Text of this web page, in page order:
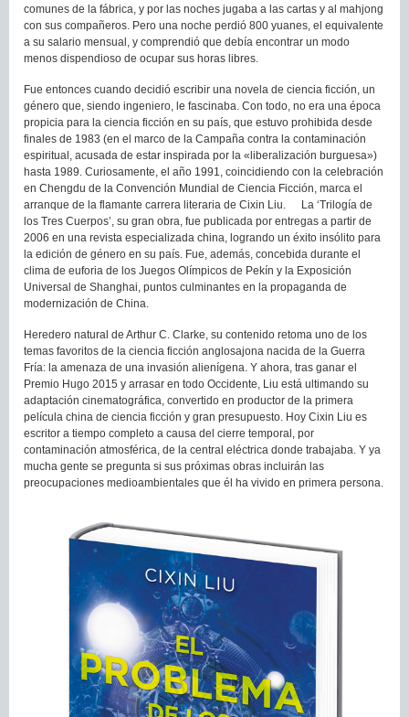
comunes de la fábrica, y por las noches jugaba a las cartas y al mahjong
con sus compañeros. Pero una noche perdió 800 yuanes, el equivalente
a su salario mensual, y comprendió que debía encontrar un modo
menos dispendioso de ocupar sus horas libres.
Fue entonces cuando decidió escribir una novela de ciencia ficción, un
género que, siendo ingeniero, le fascinaba. Con todo, no era una época
propicia para la ciencia ficción en su país, que estuvo prohibida desde
finales de 1983 (en el marco de la Campaña contra la contaminación
espiritual, acusada de estar inspirada por la «liberalización burguesa»)
hasta 1989. Curiosamente, el año 1991, coincidiendo con la celebración
en Chengdu de la Convención Mundial de Ciencia Ficción, marca el
arranque de la flamante carrera literaria de Cixin Liu. La ‘Trilogía de
los Tres Cuerpos’, su gran obra, fue publicada por entregas a partir de
2006 en una revista especializada china, logrando un éxito insólito para
la edición de género en su país. Fue, además, concebida durante el
clima de euforia de los Juegos Olímpicos de Pekín y la Exposición
Universal de Shanghai, puntos culminantes en la propaganda de
modernización de China.
Heredero natural de Arthur C. Clarke, su contenido retoma uno de los
temas favoritos de la ciencia ficción anglosajona nacida de la Guerra
Fría: la amenaza de una invasión alienígena. Y ahora, tras ganar el
Premio Hugo 2015 y arrasar en todo Occidente, Liu está ultimando su
adaptación cinematográfica, convertido en productor de la primera
película china de ciencia ficción y gran presupuesto. Hoy Cixin Liu es
escritor a tiempo completo a causa del cierre temporal, por
contaminación atmosférica, de la central eléctrica donde trabajaba. Y ya
mucha gente se pregunta si sus próximas obras incluirán las
preocupaciones medioambientales que él ha vivido en primera persona.